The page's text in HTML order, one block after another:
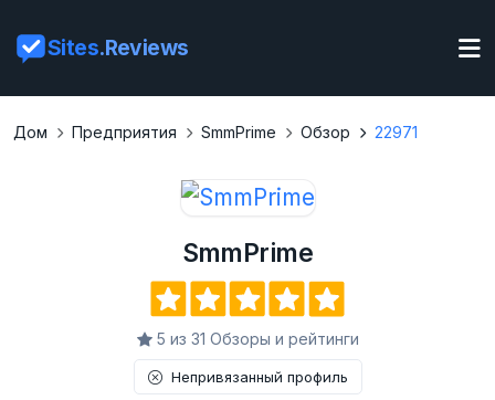
Sites.Reviews
Дом Предприятия SmmPrime Обзор 22971
SmmPrime
5 из 31 Обзоры и рейтинги
Непривязанный профиль